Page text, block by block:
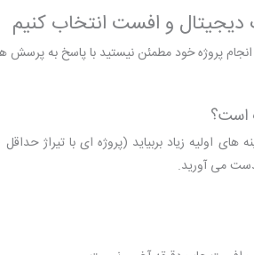
و افست انتخاب کنیم
پروژه خود مطمئن نیستید با پاسخ به پرسش
است؟
می آورید.